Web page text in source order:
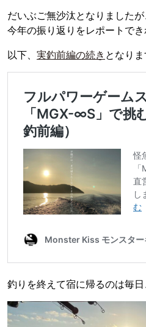
だいぶご無沙汰となりました
今年の振り返りをレポートでき
以下、 実釣前編の続き となりま
釣りを終えて宿に帰るのは毎日